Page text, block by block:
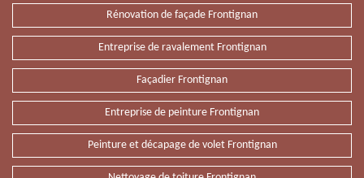
Rénovation de façade Frontignan
Entreprise de ravalement Frontignan
Façadier Frontignan
Entreprise de peinture Frontignan
Peinture et décapage de volet Frontignan